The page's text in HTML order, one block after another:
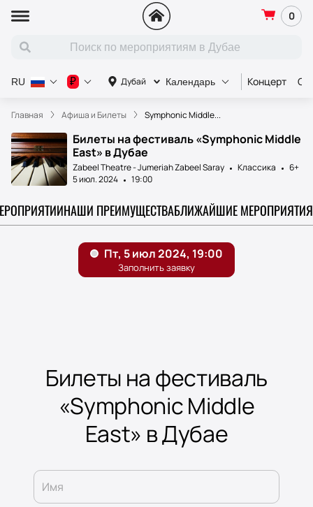
0
Дубай Календарь Концерт
RU ₽
Главная Афиша и Билеты Symphonic Middle...
Билеты на фестиваль «Symphonic Middle
East» в Дубае
Zabeel Theatre - Jumeriah Zabeel Saray Классика
6+
5 июл. 2024
19:00
НАШИ ПРЕИМУЩЕСТВАБЛИЖАЙШИЕ МЕРОПРИЯТИЯ
Билеты на фестиваль
«Symphonic Middle
East» в Дубае
Имя